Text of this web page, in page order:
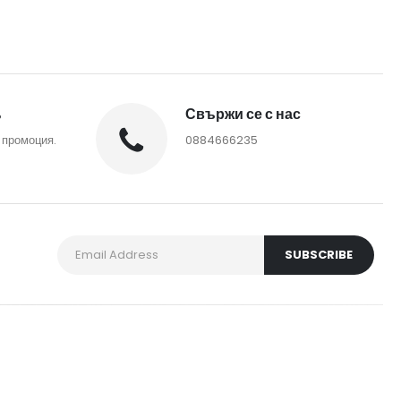
Свържи се с нас
0884666235